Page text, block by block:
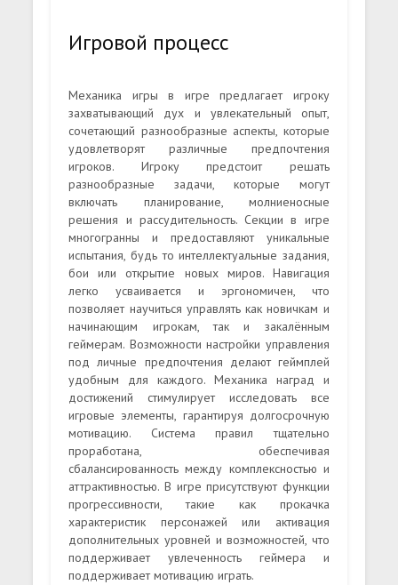
Игровой процесс
Механика игры в игре предлагает игроку
захватывающий дух и увлекательный опыт,
сочетающий разнообразные аспекты, которые
удовлетворят различные предпочтения
игроков. Игроку предстоит решать
разнообразные задачи, которые могут
включать планирование, молниеносные
решения и рассудительность. Секции в игре
многогранны и предоставляют уникальные
испытания, будь то интеллектуальные задания,
бои или открытие новых миров. Навигация
легко усваивается и эргономичен, что
позволяет научиться управлять как новичкам и
начинающим игрокам, так и закалённым
геймерам. Возможности настройки управления
под личные предпочтения делают геймплей
удобным для каждого. Механика наград и
достижений стимулирует исследовать все
игровые элементы, гарантируя долгосрочную
мотивацию. Система правил тщательно
проработана, обеспечивая
сбалансированность между комплексностью и
аттрактивностью. В игре присутствуют функции
прогрессивности, такие как прокачка
характеристик персонажей или активация
дополнительных уровней и возможностей, что
поддерживает увлеченность геймера и
поддерживает мотивацию играть.